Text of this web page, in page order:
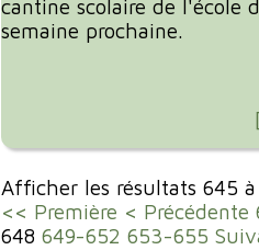
cantine scolaire de l'école
semaine prochaine.
Afficher les résultats 645
<< Première < Précédente
648 649-652 653-655